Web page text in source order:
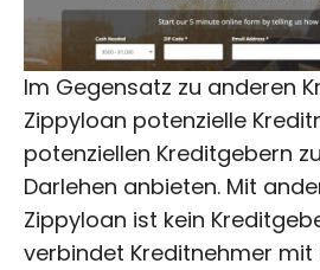
Im Gegensatz zu anderen
Zippyloan potenzielle
potenziellen Kreditgebern
Darlehen anbieten. Mit
Zippyloan ist kein
verbindet Kreditnehmer mit